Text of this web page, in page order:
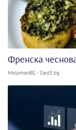
Френска
MelomanBG - Sled5.bg